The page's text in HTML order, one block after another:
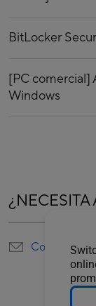
¿NECESITA
BitLocker
[PC comercial]
Windows